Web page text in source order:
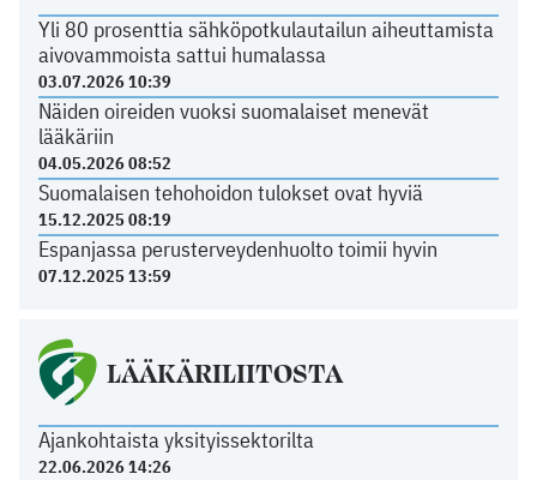
Yli 80 prosenttia sähköpotkulautailun aiheuttamista
aivovammoista sattui humalassa
03.07.2026 10:39
Näiden oireiden vuoksi suomalaiset menevät
lääkäriin
04.05.2026 08:52
Suomalaisen tehohoidon tulokset ovat hyviä
15.12.2025 08:19
Espanjassa perusterveydenhuolto toimii hyvin
07.12.2025 13:59
LÄÄKÄRILIITOSTA
Ajankohtaista yksityissektorilta
22.06.2026 14:26